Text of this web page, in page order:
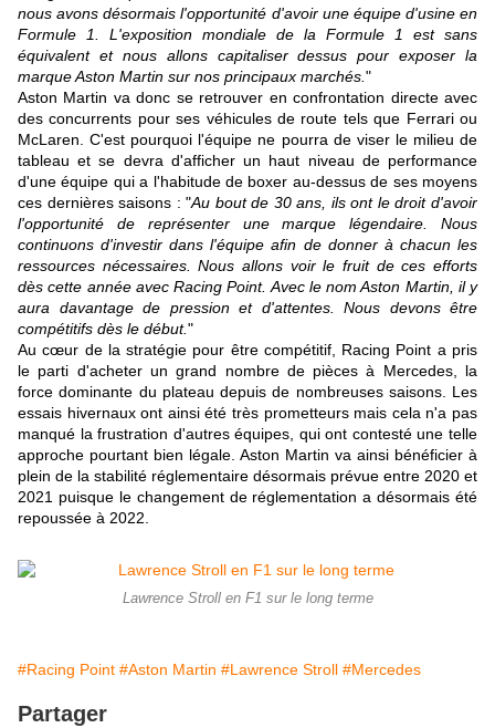
nous avons désormais l'opportunité d'avoir une équipe d'usine en
Formule 1. L'exposition mondiale de la Formule 1 est sans
équivalent et nous allons capitaliser dessus pour exposer la
marque Aston Martin sur nos principaux marchés. "
Aston Martin va donc se retrouver en confrontation directe avec
des concurrents pour ses véhicules de route tels que Ferrari ou
McLaren. C'est pourquoi l'équipe ne pourra de viser le milieu de
tableau et se devra d'afficher un haut niveau de performance
d'une équipe qui a l'habitude de boxer au-dessus de ses moyens
ces dernières saisons : "Au bout de 30 ans, ils ont le droit d'avoir
l'opportunité de représenter une marque légendaire. Nous
continuons d'investir dans l'équipe afin de donner à chacun les
ressources nécessaires. Nous allons voir le fruit de ces efforts
dès cette année avec Racing Point. Avec le nom Aston Martin, il y
aura davantage de pression et d'attentes. Nous devons être
compétitifs dès le début."
Au cœur de la stratégie pour être compétitif, Racing Point a pris
le parti d'acheter un grand nombre de pièces à Mercedes, la
force dominante du plateau depuis de nombreuses saisons. Les
essais hivernaux ont ainsi été très prometteurs mais cela n'a pas
manqué la frustration d'autres équipes, qui ont contesté une telle
approche pourtant bien légale. Aston Martin va ainsi bénéficier à
plein de la stabilité réglementaire désormais prévue entre 2020 et
2021 puisque le changement de réglementation a désormais été
repoussée à 2022.
Lawrence Stroll en F1 sur le long terme
#Racing Point #Aston Martin #Lawrence Stroll #Mercedes
Partager